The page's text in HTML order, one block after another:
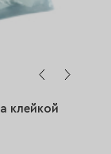
клейкой